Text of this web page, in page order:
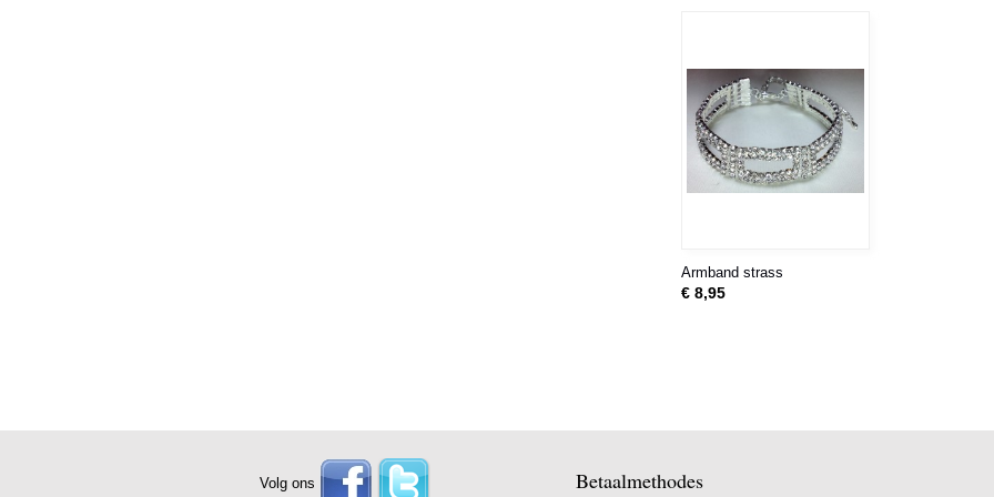
Armband strass
€ 8,95
Volg ons Betaalmethodes